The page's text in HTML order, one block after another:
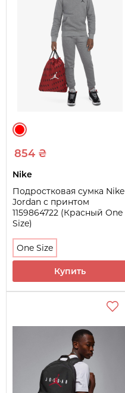
854 ₴
Nike
Подростковая сумка Nike
Jordan с принтом
1159864722 (Красный One
Size)
One Size
Купить